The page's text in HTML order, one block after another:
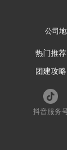
公司
热门推荐
团建攻略
抖音服务